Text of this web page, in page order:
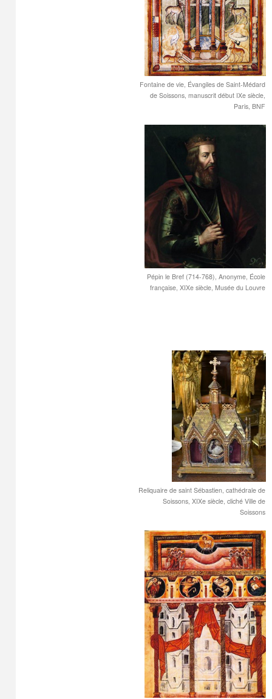
Fontaine de vie, Évangiles de Saint-Médard
de Soissons, manuscrit début IXe siècle,
Paris, BNF
Pépin le Bref (714-768), Anonyme, École
française, XIXe siècle, Musée du Louvre
Reliquaire de saint Sébastien, cathédrale de
Soissons, XIXe siècle, cliché Ville de
Soissons